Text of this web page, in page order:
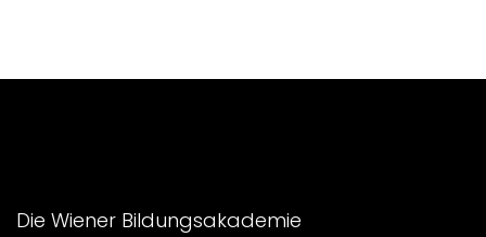
Die Wiener Bildungsakademie